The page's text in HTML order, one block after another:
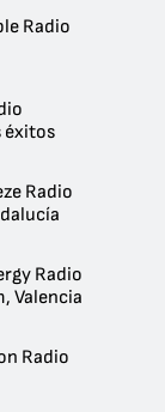
Radio
éxitos
Radio
Radio
Valencia
Radio